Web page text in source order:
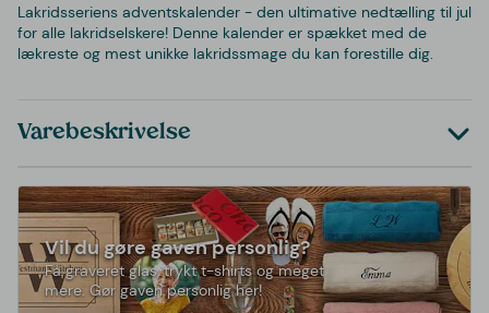
Lakridsseriens adventskalender - den ultimative nedtælling til jul
for alle lakridselskere! Denne kalender er spækket med de
lækreste og mest unikke lakridssmage du kan forestille dig.
Varebeskrivelse
Vil du gøre gaven personlig?
Få graveret glas, trykt t-shirts og meget
mere. Gør gaven personlig her!